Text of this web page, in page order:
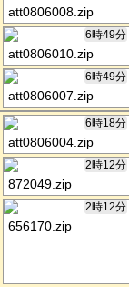
att0806008.zip
6時49分
att0806010.zip
6時49分
att0806007.zip
6時18分
att0806004.zip
2時12分
872049.zip
2時12分
656170.zip